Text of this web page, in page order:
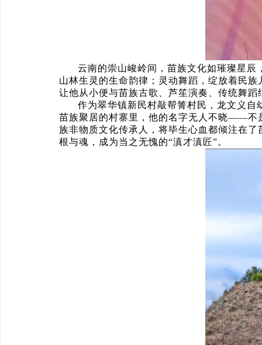
云南的崇山峻岭间，苗族文化如璀璨星
山林生灵的生命韵律；灵动舞蹈，绽放着民
让他从小便与苗族古歌、芦笙演奏、传统舞蹈
作为翠华镇新民村敲帮箐村民，龙文义
苗族聚居的村寨里，他的名字无人不晓——不
族非物质文化传承人，将毕生心血都倾注在
根与魂，成为当之无愧的“滇才滇匠”。